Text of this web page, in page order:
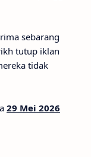
sebarang
tutup iklan
tidak
29 Mei 2026